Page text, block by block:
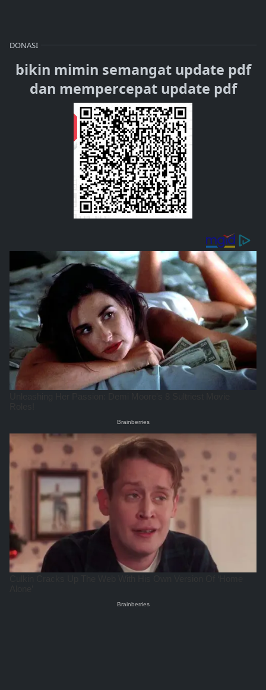
DONASI
bikin mimin semangat update pdf
dan mempercepat update pdf